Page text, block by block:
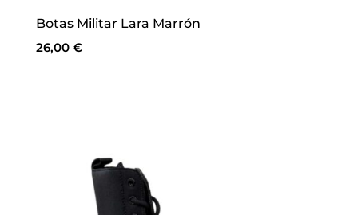
Botas Militar Lara Marrón
26,00 €